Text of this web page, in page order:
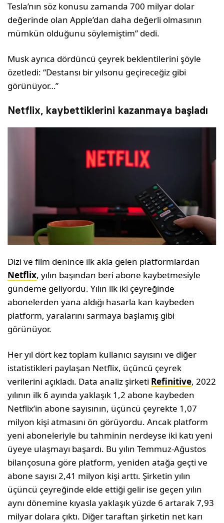
Tesla’nın söz konusu zamanda 700 milyar dolar
değerinde olan Apple’dan daha değerli olmasının
mümkün olduğunu söylemiştim” dedi.
Musk ayrıca dördüncü çeyrek beklentilerini şöyle
özetledi: “Destansı bir yılsonu geçireceğiz gibi
görünüyor…”
Netflix, kaybettiklerini kazanmaya başladı
Dizi ve film denince ilk akla gelen platformlardan
Netflix, yılın başından beri abone kaybetmesiyle
gündeme geliyordu. Yılın ilk iki çeyreğinde
abonelerden yana aldığı hasarla kan kaybeden
platform, yaralarını sarmaya başlamış gibi
görünüyor.
Her yıl dört kez toplam kullanıcı sayısını ve diğer
istatistikleri paylaşan Netflix, üçüncü çeyrek
verilerini açıkladı. Data analiz şirketi Refinitive, 2022
yılının ilk 6 ayında yaklaşık 1,2 abone kaybeden
Netflix’in abone sayısının, üçüncü çeyrekte 1,07
milyon kişi atmasını ön görüyordu. Ancak platform
yeni aboneleriyle bu tahminin nerdeyse iki katı yeni
üyeye ulaşmayı başardı. Bu yılın Temmuz-Ağustos
bilançosuna göre platform, yeniden atağa geçti ve
abone sayısı 2,41 milyon kişi arttı. Şirketin yılın
üçüncü çeyreğinde elde ettiği gelir ise geçen yılın
aynı dönemine kıyasla yaklaşık yüzde 6 artarak 7,93
milyar dolara çıktı. Diğer taraftan şirketin net karı